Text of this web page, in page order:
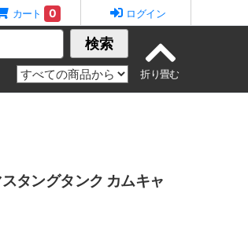
カート 0 ログイン
検索
タングタンク カムキャ